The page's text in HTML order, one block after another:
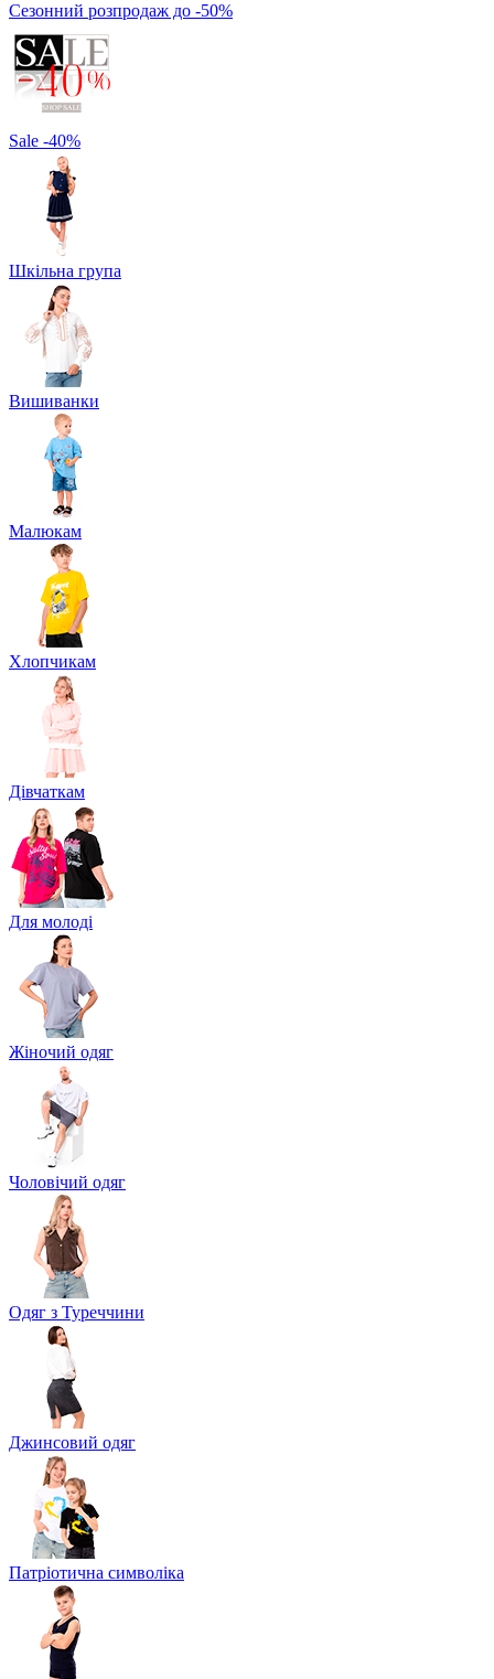
Сезонний розпродаж до -50%
Sale -40%
Шкільна група
Вишиванки
Малюкам
Хлопчикам
Дівчаткам
Для молоді
Жіночий одяг
Чоловічий одяг
Одяг з Туреччини
Джинсовий одяг
Патріотична символіка